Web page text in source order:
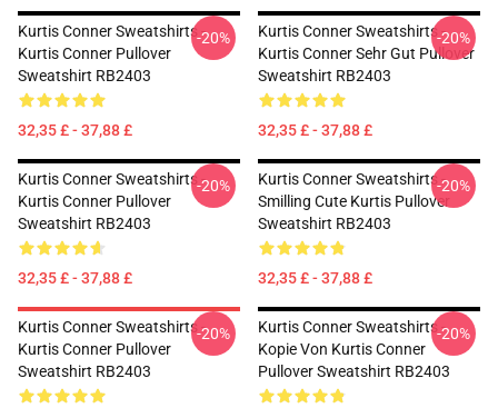
Kurtis Conner Sweatshirts -
Kurtis Conner Pullover
Sweatshirt RB2403
32,35 £ - 37,88 £
-20%
Kurtis Conner Sweatshirts -
Kurtis Conner Sehr Gut Pullover
Sweatshirt RB2403
32,35 £ - 37,88 £
-20%
Kurtis Conner Sweatshirts -
Kurtis Conner Pullover
Sweatshirt RB2403
32,35 £ - 37,88 £
-20%
Kurtis Conner Sweatshirts -
Smilling Cute Kurtis Pullover
Sweatshirt RB2403
32,35 £ - 37,88 £
-20%
Kurtis Conner Sweatshirts -
Kurtis Conner Pullover
Sweatshirt RB2403
-20%
Kurtis Conner Sweatshirts -
Kopie Von Kurtis Conner
Pullover Sweatshirt RB2403
-20%